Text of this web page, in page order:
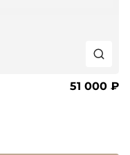
51 000 ₽